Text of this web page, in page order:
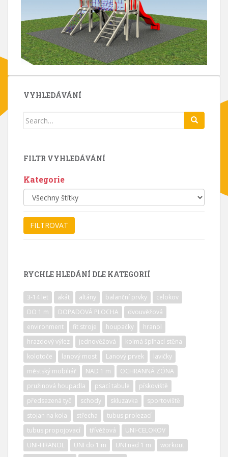
VYHLEDÁVÁNÍ
Search
FILTR VYHLEDÁVÁNÍ
Kategorie
RYCHLE HLEDÁNÍ DLE KATEGORIÍ
3-14 let akát altány balanční prvky
celokov
DO 1 m
DOPADOVÁ PLOCHA
dvouvěžová
environment
fit stroje houpačky
hranol
hrazdový výlez
jednověžová
kolmá šplhací stěna
kolotoče
lanový most Lanový prvek
lavičky
městský mobiliář
NAD 1 m
OCHRANNÁ ZÓNA
pružinová houpadla
psací tabule
pískoviště
předsazená tyč
schody skluzavka
sportoviště
stojan na kola
střecha
tubus prolezací
tubus propojovací
třívěžová
UNI-CELOKOV
UNI-HRANOL
UNI do 1 m UNI nad 1 m
workout